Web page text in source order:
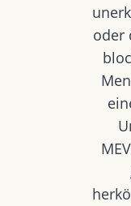
oder